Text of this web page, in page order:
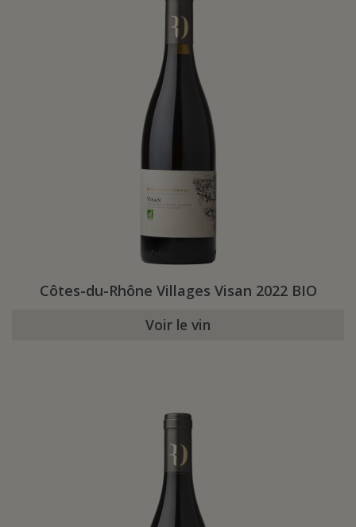
Côtes-du-Rhône Villages Visan 2022 BIO
Voir le vin